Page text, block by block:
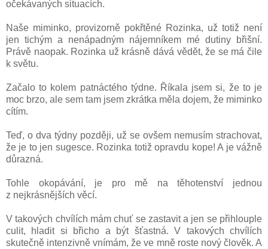
očekávaných situacích.
Naše miminko, provizorně pokřtěné Rozinka, už totiž není
jen tichým a nenápadným nájemníkem mé dutiny břišní.
Právě naopak. Rozinka už krásně dává vědět, že se má čile
k světu.
Začalo to kolem patnáctého týdne. Říkala jsem si, že to je
moc brzo, ale sem tam jsem zkrátka měla dojem, že miminko
cítím.
Teď, o dva týdny později, už se ovšem nemusím strachovat,
že je to jen sugesce. Rozinka totiž opravdu kope! A je vážně
důrazná.
Tohle okopávání, je pro mě na těhotenství jednou
z nejkrásnějších věcí.
V takových chvílích mám chuť se zastavit a jen se přihlouple
culit, hladit si břicho a být šťastná. V takových chvílích
skutečně intenzivně vnímám, že ve mně roste nový člověk. A